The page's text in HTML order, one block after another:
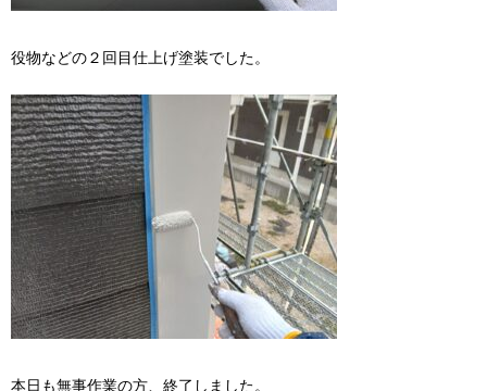
役物などの２回目仕上げ塗装でした。
本日も無事作業の方、終了しました。